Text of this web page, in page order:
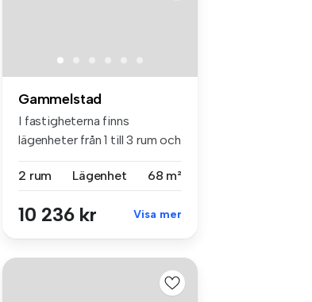
Gammelstad
I fastigheterna finns
lägenheter från 1 till 3 rum och
2 rum
Lägenhet 68 m²
10 236 kr Visa mer